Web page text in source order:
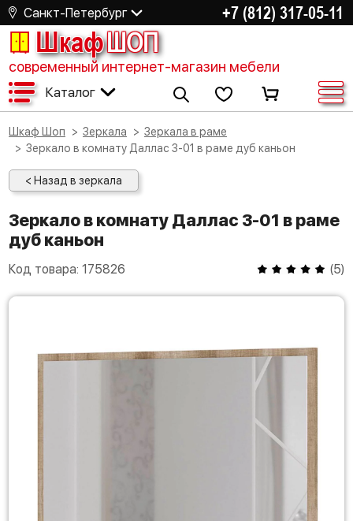
Санкт-Петербург +7 (812) 317-05-11
ШкафШОП
современный интернет-магазин мебели
Каталог
Шкаф Шоп Зеркала
Зеркала в раме
Зеркало в комнату Даллас З-01 в раме дуб каньон
< Назад в зеркала
Зеркало в комнату Даллас З-01 в раме
дуб каньон
Код товара: 175826 (5)